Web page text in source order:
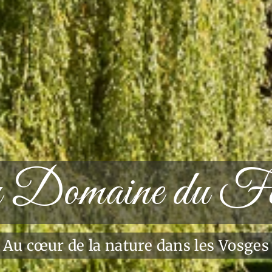
du
Le lieu idéal pour vos événements